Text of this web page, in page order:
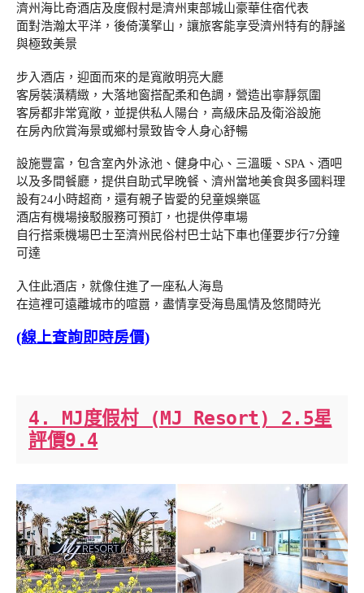
濟州海比奇酒店及度假村是濟州東部城山豪華住宿代表
面對浩瀚太平洋，後倚漢拏山，讓旅客能享受濟州特有的靜謐
與極致美景
步入酒店，迎面而來的是寬敞明亮大廳
客房裝潢精緻，大落地窗搭配柔和色調，營造出寧靜氛圍
客房都非常寬敞，並提供私人陽台，高級床品及衛浴設施
在房內欣賞海景或鄉村景致皆令人身心舒暢
設施豐富，包含室內外泳池、健身中心、三溫暖、SPA、酒吧
以及多間餐廳，提供自助式早晚餐、濟州當地美食與多國料理
設有24小時超商，還有親子皆愛的兒童娛樂區
酒店有機場接駁服務可預訂，也提供停車場
自行搭乘機場巴士至濟州民俗村巴士站下車也僅要步行7分鐘
可達
入住此酒店，就像住進了一座私人海島
在這裡可遠離城市的喧囂，盡情享受海島風情及悠閒時光
(線上查詢即時房價)
4. MJ度假村 (MJ Resort) 2.5星
評價9.4